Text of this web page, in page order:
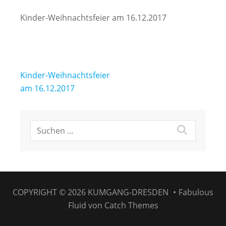
Kinder-Weihnachtsfeier am 16.12.2017
Beitragsnavigation
Kinder-Weihnachtsfeier
am 16.12.2017
COPYRIGHT © 2026 KUMGANG-DRESDEN • Fabulous
Fluid von Catch Themes